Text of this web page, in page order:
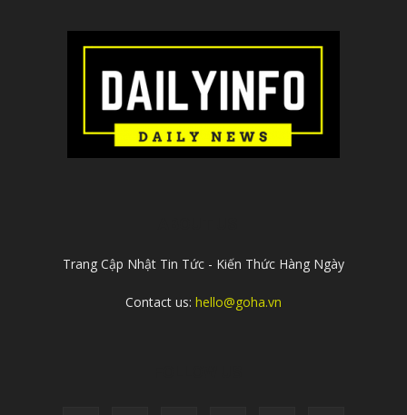
Trang Cập Nhật Tin Tức - Kiến Thức Hàng Ngày
Contact us: hello@goha.vn